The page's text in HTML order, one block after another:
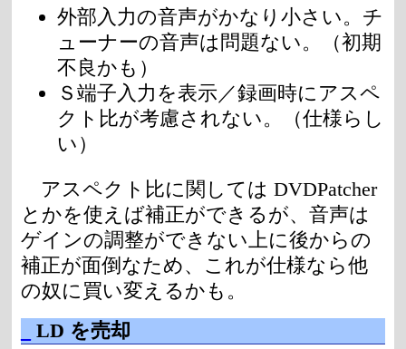
外部入力の音声がかなり小さい。チ
ューナーの音声は問題ない。（初期
不良かも）
Ｓ端子入力を表示／録画時にアスペ
クト比が考慮されない。（仕様らし
い）
アスペクト比に関しては DVDPatcher
とかを使えば補正ができるが、音声は
ゲインの調整ができない上に後からの
補正が面倒なため、これが仕様なら他
の奴に買い変えるかも。
LD を売却